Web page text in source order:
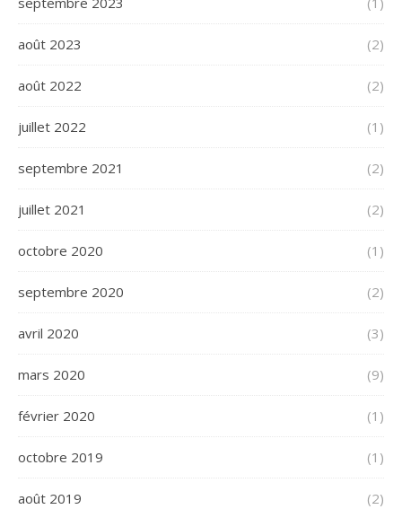
août 2023 (2)
août 2022 (2)
juillet 2022 (1)
septembre 2021 (2)
juillet 2021 (2)
octobre 2020 (1)
septembre 2020 (2)
avril 2020 (3)
mars 2020 (9)
février 2020 (1)
octobre 2019 (1)
août 2019 (2)